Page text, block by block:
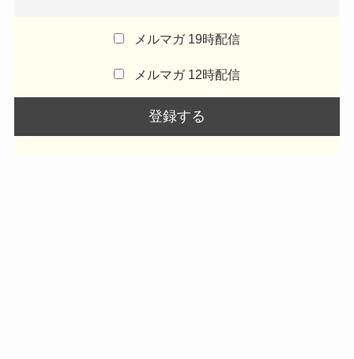
メルマガ 19時配信
メルマガ 12時配信